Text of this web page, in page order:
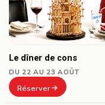
Le dîner de cons
DU 22 AU 23 AOÛT
Réserver